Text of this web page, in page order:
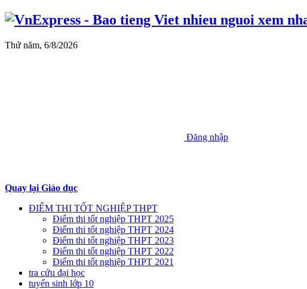
Thứ năm, 6/8/2026
Đăng nhập
Quay lại Giáo dục
ĐIỂM THI TỐT NGHIỆP THPT
Điểm thi tốt nghiệp THPT 2025
Điểm thi tốt nghiệp THPT 2024
Điểm thi tốt nghiệp THPT 2023
Điểm thi tốt nghiệp THPT 2022
Điểm thi tốt nghiệp THPT 2021
tra cứu đại học
tuyển sinh lớp 10